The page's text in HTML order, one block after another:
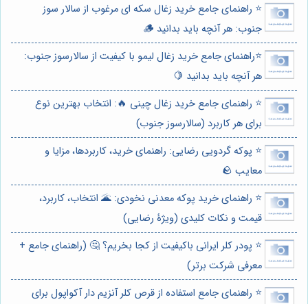
⭐️ راهنمای جامع خرید زغال سکه ای مرغوب از سالار سوز
جنوب: هر آنچه باید بدانید 🪵
⭐️راهنمای جامع خرید زغال لیمو با کیفیت از سالارسوز جنوب:
هر آنچه باید بدانید 🍋
⭐️ راهنمای جامع خرید زغال چینی 🔥: انتخاب بهترین نوع
برای هر کاربرد (سالارسوز جنوب)
⭐️ پوکه گردویی رضایی: راهنمای خرید، کاربردها، مزایا و
معایب 🪨
⭐️ راهنمای خرید پوکه معدنی نخودی: 🌋 انتخاب، کاربرد،
قیمت و نکات کلیدی (ویژهٔ رضایی)
⭐️ پودر کلر ایرانی باکیفیت از کجا بخریم؟ 🤔 (راهنمای جامع +
معرفی شرکت برتر)
⭐️ راهنمای جامع استفاده از قرص کلر آنزیم دار آکواپول برای